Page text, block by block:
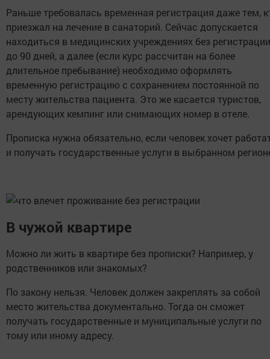
Раньше требовалась временная регистрация даже тем,
приезжал на лечение в санаторий. Сейчас допускается
находиться в медицинских учреждениях без регистрации
до 90 дней, а далее (если курс рассчитан на более
длительное пребывание) необходимо оформлять
временную регистрацию с сохранением постоянной по
месту жительства пациента. Это же касается туристов,
арендующих кемпинг или снимающих номер в отеле.
Прописка нужна обязательно, если человек хочет
и получать государственные услуги в выбранном
В чужой квартире
Можно ли жить в квартире без прописки? Например, у
родственников или знакомых?
По закону нельзя. Человек должен закреплять за собой
место жительства документально. Тогда он сможет
получать государственные и муниципальные услуги по
тому или иному адресу.